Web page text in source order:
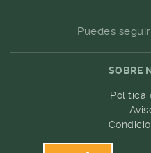
Puedes
SOBRE
Política